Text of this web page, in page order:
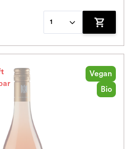
1
Zum
Vegan
Bio